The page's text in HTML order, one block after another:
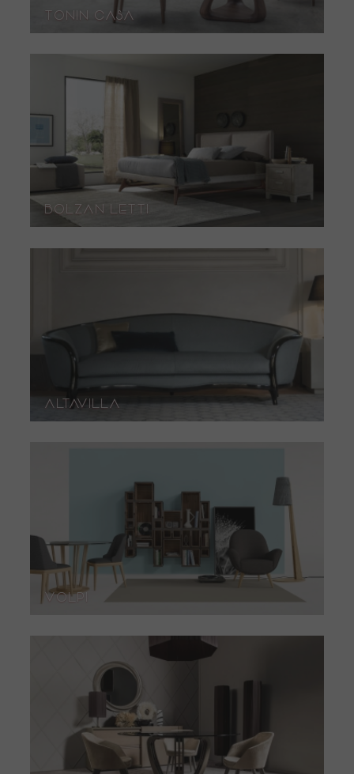
Tonin Casa
Bolzan Letti
Altavilla
Volpi